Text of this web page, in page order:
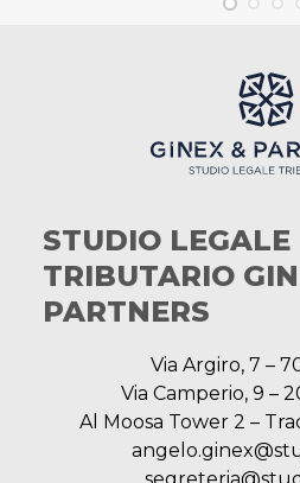
STUDIO LEGALE
TRIBUTARIO
PARTNERS
Via Argiro, 7 –
Via Camperio, 9 –
Al Moosa Tower 2 –